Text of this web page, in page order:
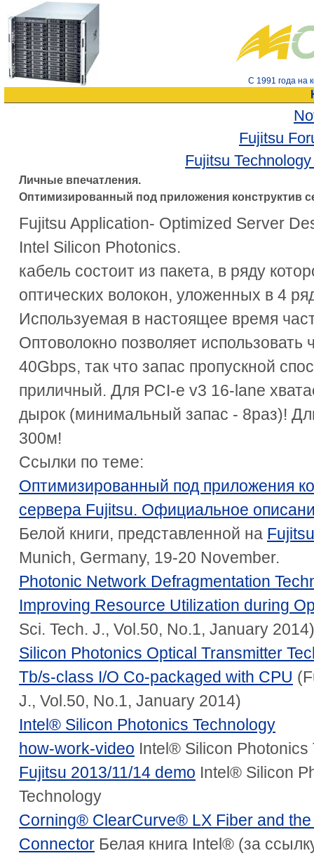
С 1991 года на
Fujitsu
Fujitsu
Личные впечатления.
Оптимизированный под приложения конструктив
Fujitsu Application- Optimized Server
Intel Silicon Photonics.
кабель состоит из пакета, в ряду
оптических волокон, уложенных в 4
Используемая в настоящее время
Оптоволокно позволяет использовать
40Gbps, так что запас пропускной
приличный. Для PCI-е v3 16-lane
дырок (минимальный запас - 8раз)!
300м!
Ссылки по теме:
Оптимизированный под приложения
сервера Fujitsu. Официальное
Белой книги, представленной на
Munich, Germany, 19-20 November.
Photonic Network Defragmentation
Improving Resource Utilization during
Sci. Tech. J., Vol.50, No.1, January 2014)
Silicon Photonics Optical Transmitter
Tb/s-class I/O Co-packaged with CPU
J., Vol.50, No.1, January 2014)
Intel® Silicon Photonics Technology
how-work-video Intel® Silicon Photonics
Fujitsu 2013/11/14 demo Intel® Silicon
Technology
Corning® ClearCurve® LX Fiber and
Connector Белая книга Intel® (за